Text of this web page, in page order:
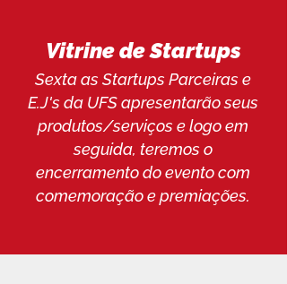
Vitrine de Startups
Sexta as Startups Parceiras e
E.J's da UFS apresentarão seus
produtos/serviços e logo em
seguida, teremos o
encerramento do evento com
comemoração e premiações.